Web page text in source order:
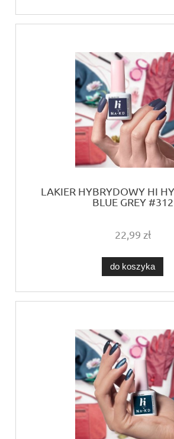
LAKIER HYBRYDOWY HI
BLUE GREY #312
22,99 zł
do koszyka